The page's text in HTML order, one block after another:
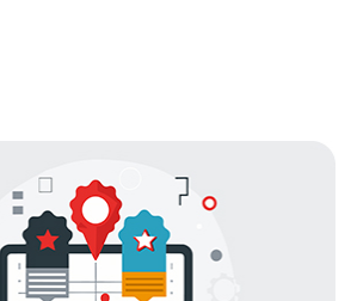
讯，为用户提供高品质的服务和可靠